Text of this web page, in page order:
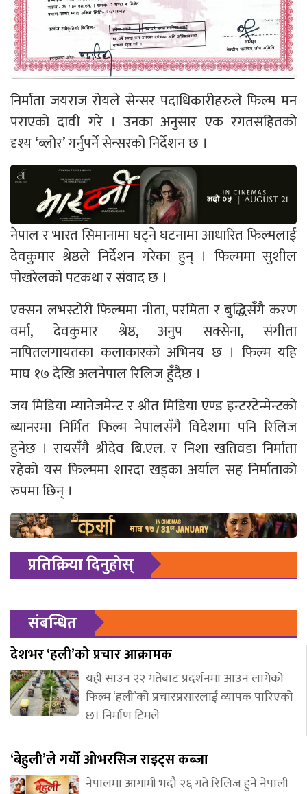
निर्माता जयराज रोयले सेन्सर पदाधिकारीहरुले फिल्म मन
पराएको दावी गरे । उनका अनुसार एक रगतसहितको
दृश्य ‘ब्लोर’ गर्नुपर्ने सेन्सरको निर्देशन छ ।
नेपाल र भारत सिमानामा घट्ने घटनामा आधारित फिल्मलाई
देवकुमार श्रेष्ठले निर्देशन गरेका हुन् । फिल्ममा सुशील
पोखरेलको पटकथा र संवाद छ ।
एक्सन लभस्टोरी फिल्ममा नीता, परमिता र बुद्धिसँगै करण
वर्मा, देवकुमार श्रेष्ठ, अनुप सक्सेना, संगीता
नापितलगायतका कलाकारको अभिनय छ । फिल्म यहि
माघ १७ देखि अलनेपाल रिलिज हुँदैछ ।
जय मिडिया म्यानेजमेन्ट र श्रीत मिडिया एण्ड इन्टरटेन्मेन्टको
ब्यानरमा निर्मित फिल्म नेपालसँगै विदेशमा पनि रिलिज
हुनेछ । रायसँगै श्रीदेव बि.एल. र निशा खतिवडा निर्माता
रहेको यस फिल्ममा शारदा खड्का अर्याल सह निर्माताको
रुपमा छिन् ।
प्रतिक्रिया दिनुहोस्
संबन्धित
देशभर ‘हली’को प्रचार आक्रामक
यही साउन २२ गतेबाट प्रदर्शनमा आउन लागेको
फिल्म ‘हली’को प्रचारप्रसारलाई व्यापक पारिएको
छ। निर्माण टिमले
‘बेहुली’ले गर्यो ओभरसिज राइट्स कब्जा
नेपालमा आगामी भदौ २६ गते रिलिज हुने नेपाली